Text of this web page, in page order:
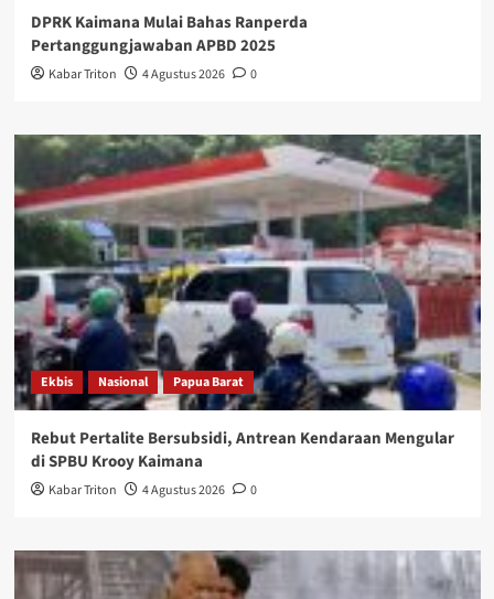
DPRK Kaimana Mulai Bahas Ranperda
Pertanggungjawaban APBD 2025
Kabar Triton 4 Agustus 2026 0
Ekbis Nasional Papua Barat
Rebut Pertalite Bersubsidi, Antrean Kendaraan Mengular
di SPBU Krooy Kaimana
Kabar Triton 4 Agustus 2026 0